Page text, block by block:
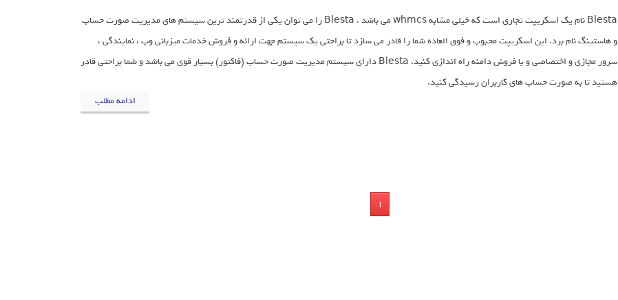
Blesta نام یک اسکریپت تجاری است که خیلی مشابه whmcs می باشد . Blesta را می توان یکی از قدرتمند ترین سیستم های مدیریت صورت حساب
و هاستینگ نام برد. این اسکریپت محبوب و فوق العاده شما را قادر می سازد تا براحتی یک سیستم جهت ارائه و فروش خدمات میزبانی وب ، نمایندگی ،
سرور مجازی و اختصاصی و یا فروش دامنه راه اندازی کنید. Blesta دارای سیستم مدیریت صورت حساب (فاکتور) بسیار قوی می باشد و شما براحتی قادر
هستید تا به صورت حساب های کاربران رسیدگی کنید.
ادامه مطلب
1